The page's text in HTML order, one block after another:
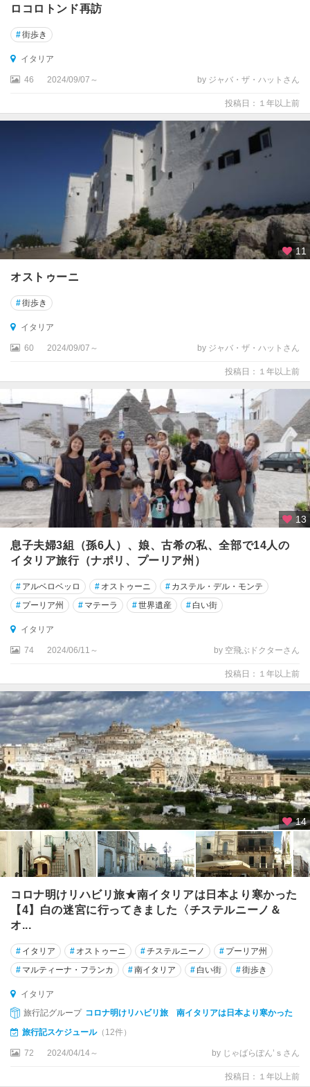
タ
ル
リ
ー
グ
シ
チ
ア
州
シ
ク
サ
シ
ル
オ
ー
ネ
ジ
ェ
ノ
バ
ス
ト
レ
ー
ザ
レ
ー
ト
ソ
ア
ー
ヴ
ェ
ン
ト
タ
ル
ミ
ナ
タ
ー
ラ
ン
ロコロトンド再訪
#街歩き
イタリア
46 2024/09/07～ by ジャバ・ザ・ハットさん
投稿日：１年以上前
11
オストゥーニ
#街歩き
イタリア
60 2024/09/07～ by ジャバ・ザ・ハットさん
投稿日：１年以上前
13
息子夫婦3組（孫6人）、娘、古希の私、全部で14人の
イタリア旅行（ナポリ、プーリア州）
# アルベロベッロ # オストゥーニ # カステル・デル・モンテ
# プーリア州 # マテーラ #世界遺産 # 白い街
イタリア
74 2024/06/11～ by 空飛ぶドクターさん
投稿日：１年以上前
14
コロナ明けリハビリ旅★南イタリアは日本より寒かった
【4】白の迷宮に行ってきました〈チステルニーノ＆
オ...
# イタリア # オストゥーニ #チステルニーノ # プーリア州
# マルティーナ・フランカ #南イタリア # 白い街 #街歩き
イタリア
旅行記グループ コロナ明けリハビリ旅 南イタリアは日本より寒かった
旅行記スケジュール（12件）
72 2024/04/14～ by じゃばらぽん’ｓさん
投稿日：１年以上前